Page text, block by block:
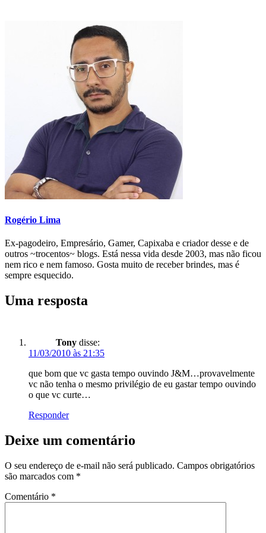
Rogério Lima
Ex-pagodeiro, Empresário, Gamer, Capixaba e criador desse e de
outros ~trocentos~ blogs. Está nessa vida desde 2003, mas não ficou
nem rico e nem famoso. Gosta muito de receber brindes, mas é
sempre esquecido.
Uma resposta
Tony disse:
11/03/2010 às 21:35
que bom que vc gasta tempo ouvindo J&M…provavelmente
vc não tenha o mesmo privilégio de eu gastar tempo ouvindo
o que vc curte…
Responder
Deixe um comentário
O seu endereço de e-mail não será publicado. Campos obrigatórios
são marcados com *
Comentário *